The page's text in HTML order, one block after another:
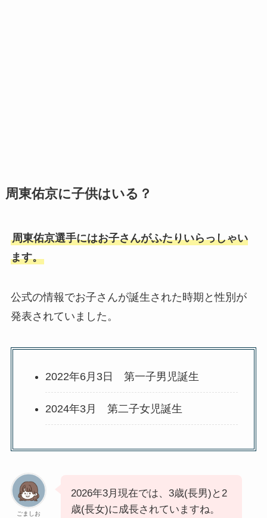
周東佑京に子供はいる？
周東佑京選手にはお子さんがふたりいらっしゃい
ます。
公式の情報でお子さんが誕生された時期と性別が
発表されていました。
2022年6月3日 第一子男児誕生
2024年3月 第二子女児誕生
ごましお
2026年3月現在では、3歳(長男)と2
歳(長女)に成長されていますね。